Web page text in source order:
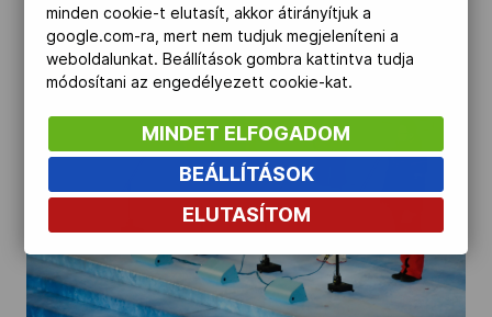
minden cookie-t elutasít, akkor átirányítjuk a
google.com-ra, mert nem tudjuk megjeleníteni a
weboldalunkat. Beállítások gombra kattintva tudja
módosítani az engedélyezett cookie-kat.
MINDET ELFOGADOM
BEÁLLÍTÁSOK
ELUTASÍTOM